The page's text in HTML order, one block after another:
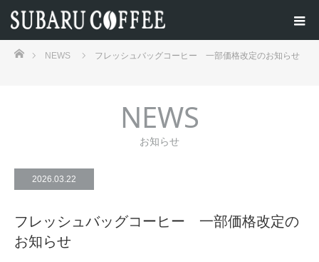
ホームNEWS フレッシュバッグコーヒー 一部価格改定のお知らせ
NEWS
お知らせ
2026.03.22
フレッシュバッグコーヒー 一部価格改定の
お知らせ